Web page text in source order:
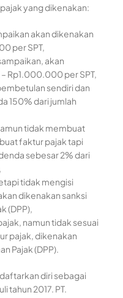
yang dikenakan:
akan dikenakan
per SPT,
akan
Rp1.000.000 per SPT,
sendiri dan
150% dari jumlah
tidak membuat
faktur pajak tapi
sebesar 2% dari
tidak mengisi
dikenakan sanksi
(DPP),
namun tidak sesuai
pajak, dikenakan
Pajak (DPP).
diri sebagai
tahun 2017. PT.